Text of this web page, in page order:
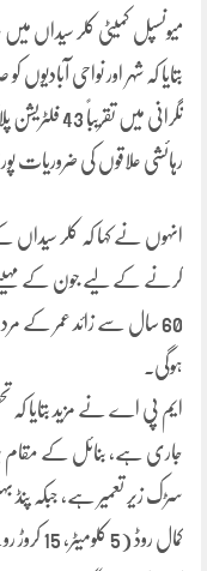
میونسپل کمیٹی کلر سیداں
بتایا کہ شہر اور نواحی
نگرانی میں
رہائشی علاقوں کی ضروریات
انہوں نے کہا کہ کلر سیداں
60 سال سے زائد عمر کے
ہوگی۔
کمال